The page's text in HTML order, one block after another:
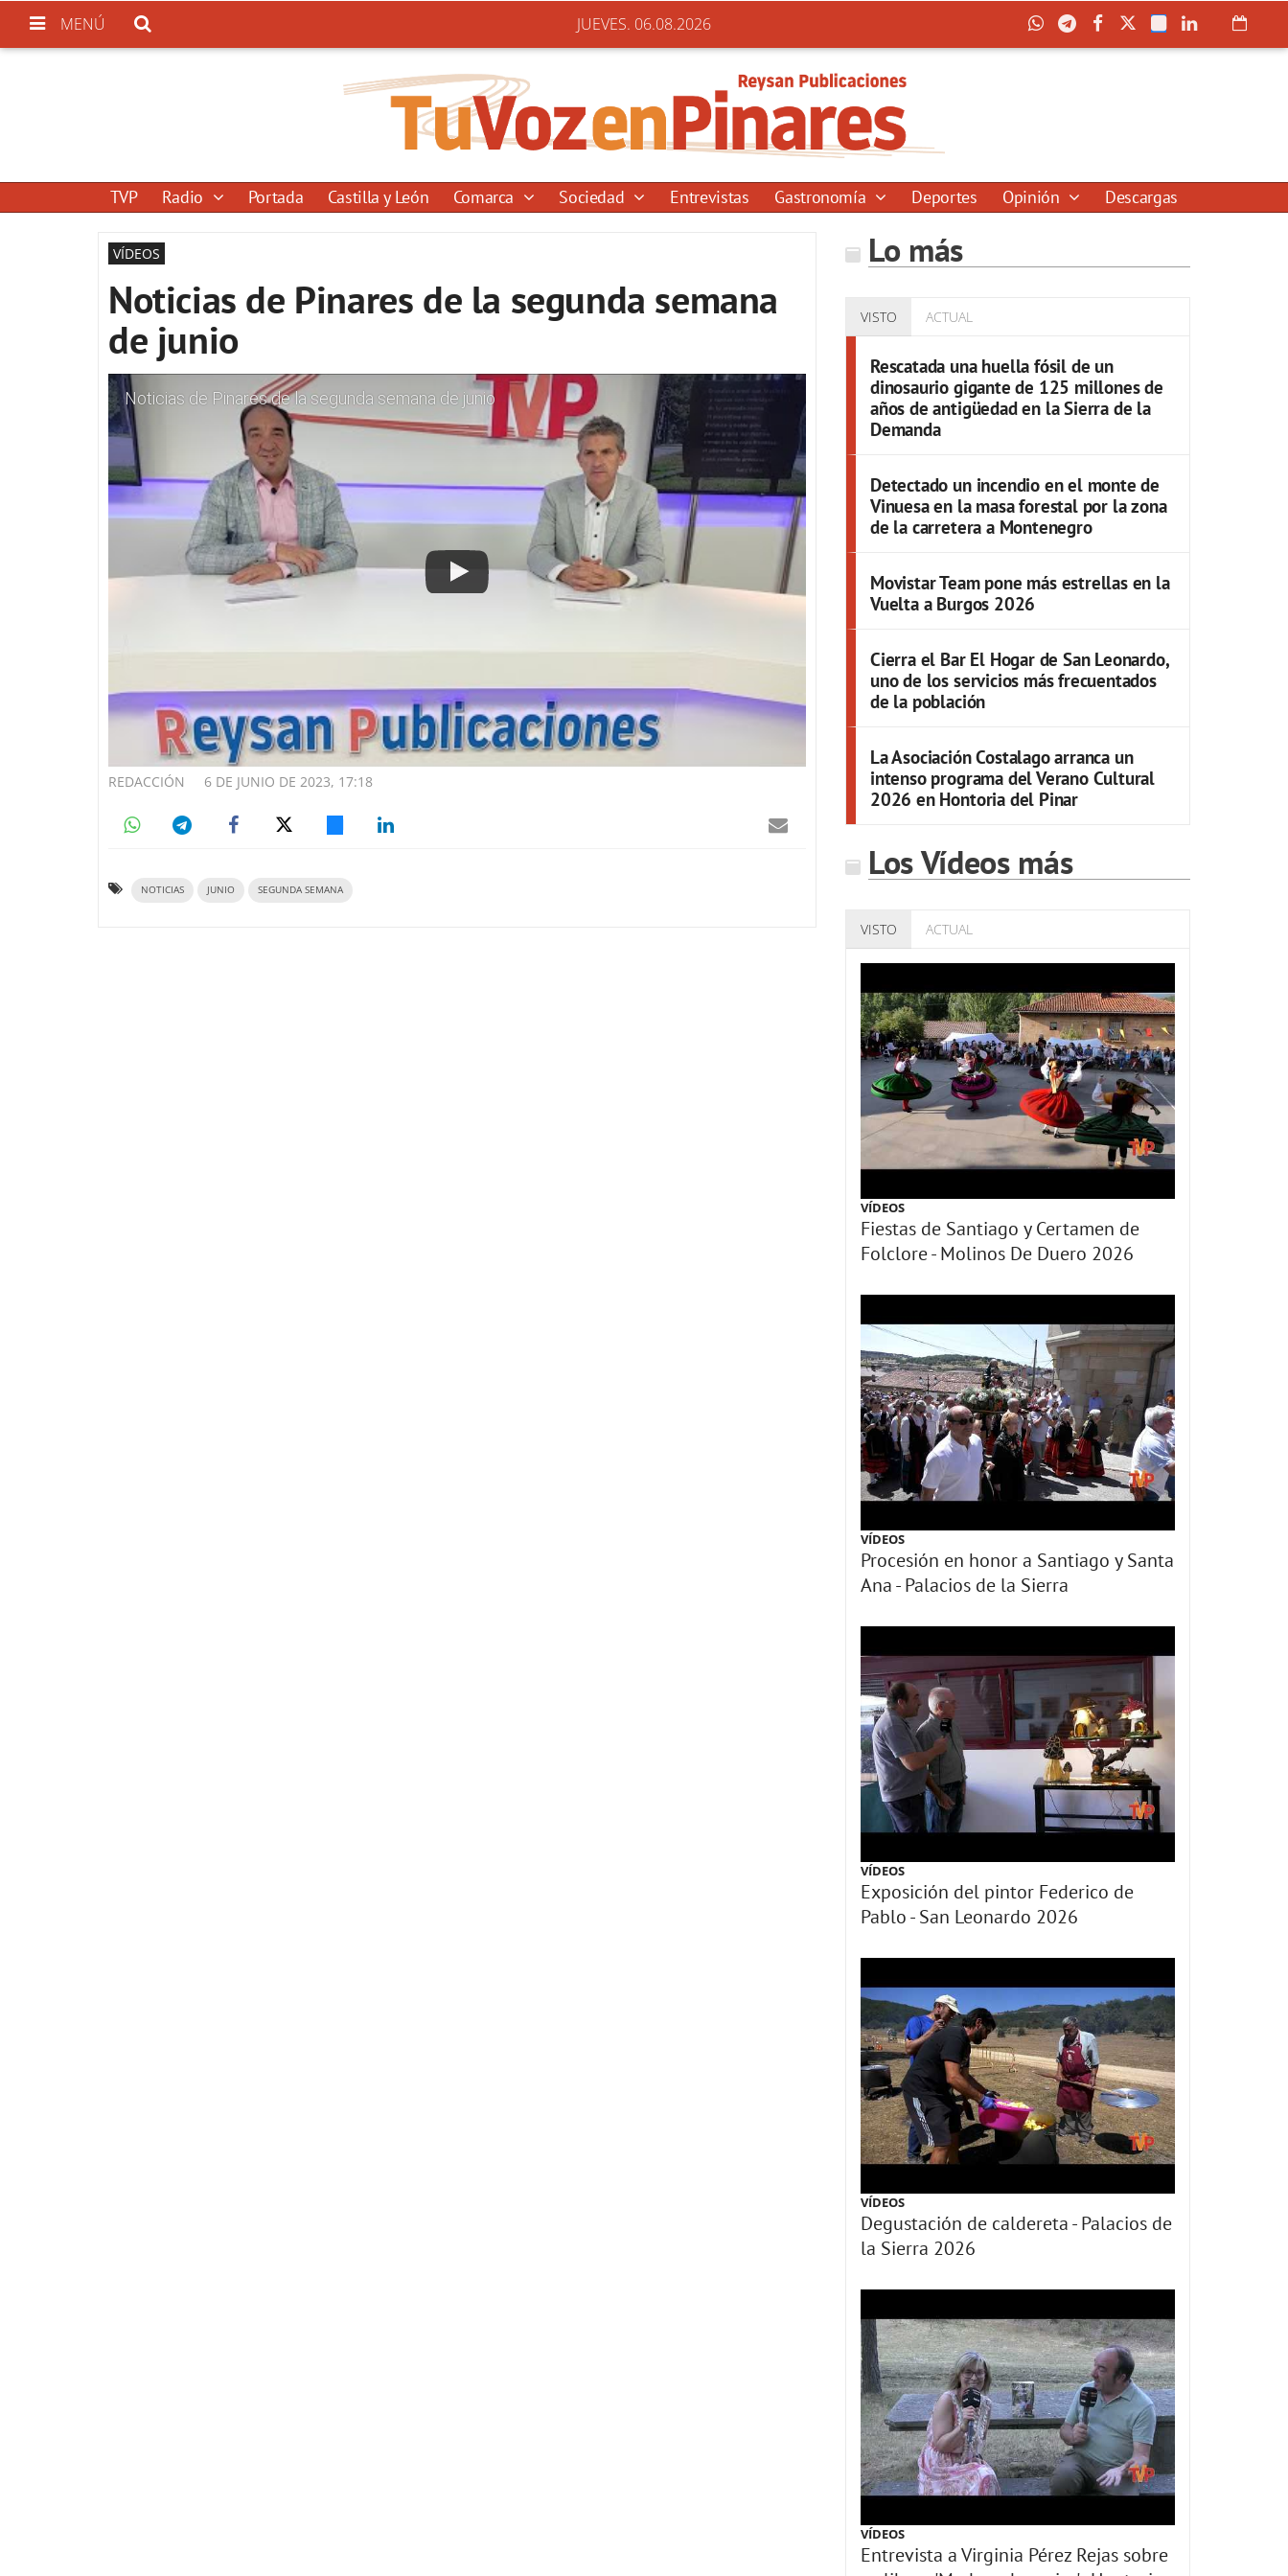
MENÚ JUEVES. 06.08.2026
TVP Radio Portada Castilla y León Comarca Sociedad Entrevistas Gastronomía Deportes Opinión Descargas
VÍDEOS
Noticias de Pinares de la segunda semana
de junio
Noticias de Pinares de la segunda semana de junio
6 DE JUNIO DE 2023, 17:18
REDACCIÓN
NOTICIAS JUNIO SEGUNDA SEMANA
Lo más
VISTO ACTUAL
Rescatada una huella fósil de un
dinosaurio gigante de 125 millones de
años de antigüedad en la Sierra de la
Demanda
Detectado un incendio en el monte de
Vinuesa en la masa forestal por la zona
de la carretera a Montenegro
Movistar Team pone más estrellas en la
Vuelta a Burgos 2026
Cierra el Bar El Hogar de San Leonardo,
uno de los servicios más frecuentados
de la población
La Asociación Costalago arranca un
intenso programa del Verano Cultural
2026 en Hontoria del Pinar
Los Vídeos más
VISTO ACTUAL
VÍDEOS
Fiestas de Santiago y Certamen de
Folclore - Molinos De Duero 2026
VÍDEOS
Procesión en honor a Santiago y Santa
Ana - Palacios de la Sierra
VÍDEOS
Exposición del pintor Federico de
Pablo - San Leonardo 2026
VÍDEOS
Degustación de caldereta - Palacios de
la Sierra 2026
VÍDEOS
Entrevista a Virginia Pérez Rejas sobre